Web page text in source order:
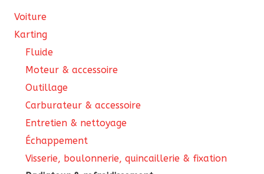
Voiture
Karting
Fluide
Moteur & accessoire
Outillage
Carburateur & accessoire
Entretien & nettoyage
Échappement
Visserie, boulonnerie, quincaillerie & fixation